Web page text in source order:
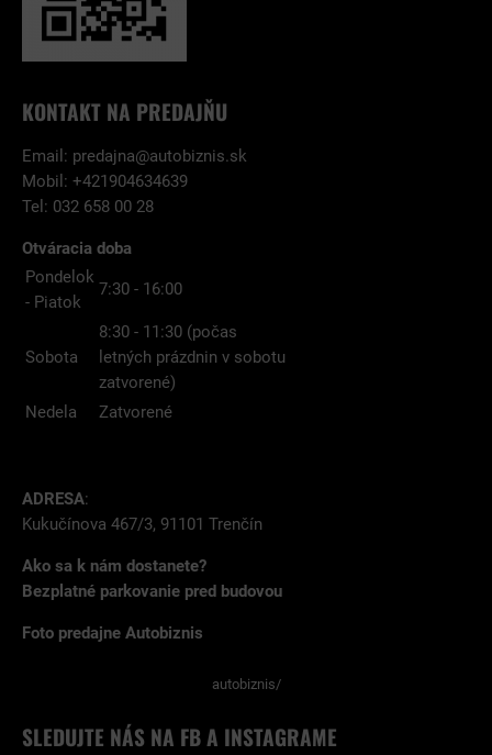
KONTAKT NA PREDAJŇU
Email: predajna@autobiznis.sk
Mobil: +421904634639
Tel: 032 658 00 28
Otváracia doba
Pondelok
- Piatok
7:30 - 16:00
Sobota
8:30 - 11:30 (počas
letných prázdnin v sobotu
zatvorené)
Nedela
Zatvorené
ADRESA:
Kukučínova 467/3, 91101 Trenčín
Ako sa k nám dostanete?
Bezplatné parkovanie pred budovou
Foto predajne Autobiznis
autobiznis/
SLEDUJTE NÁS NA FB A INSTAGRAME